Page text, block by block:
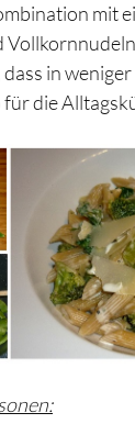
mit
in
die